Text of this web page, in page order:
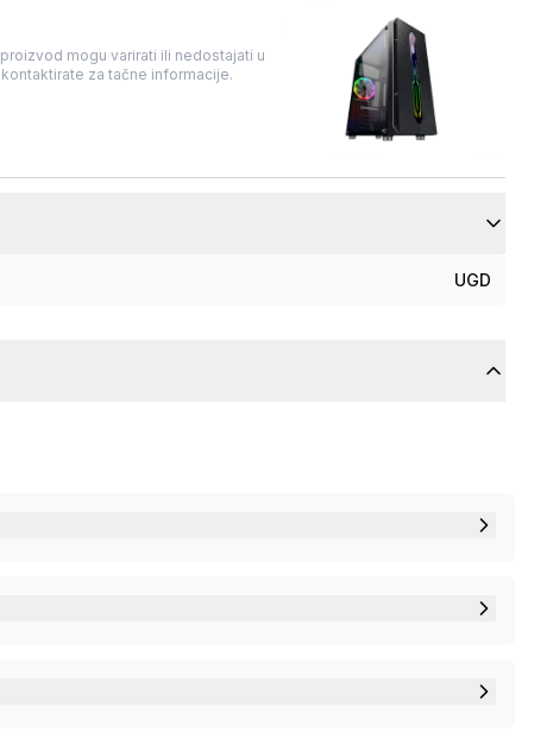
mogu varirati ili nedostajati u
za tačne informacije.
UGD